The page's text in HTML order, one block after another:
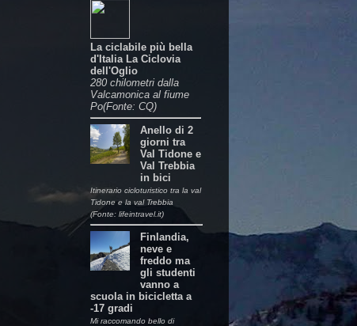
La ciclabile più bella
d'Italia La Ciclovia
dell'Oglio
280 chilometri dalla
Valcamonica al fiume
Po(Fonte: CQ)
Anello di 2
giorni tra
Val Tidone e
Val Trebbia
in bici
Itinerario cicloturistico tra la val
Tidone e la val Trebbia
(Fonte: lifeintravel.it)
Finlandia,
neve e
freddo ma
gli studenti
vanno a
scuola in bicicletta a
-17 gradi
Mi raccomando bello di